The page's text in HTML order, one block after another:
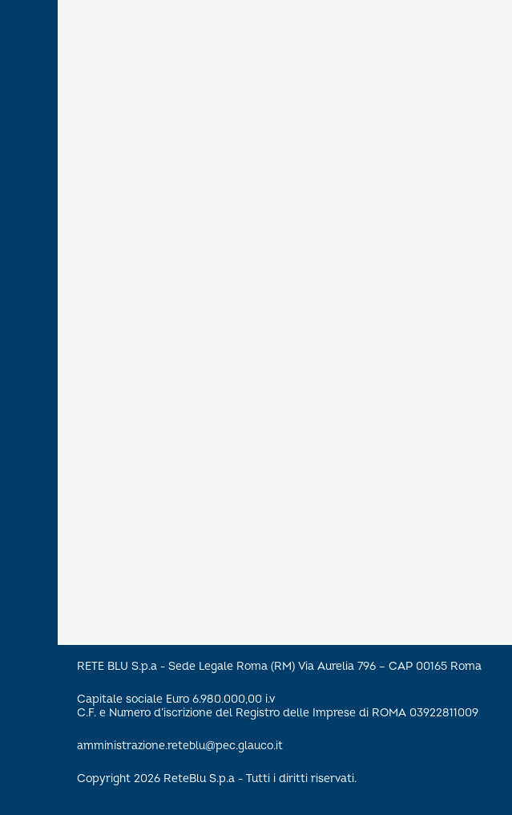
RETE BLU S.p.a - Sede Legale Roma (RM) Via Aurelia 796 – CAP 00165 Roma
Capitale sociale Euro 6.980.000,00 i.v
C.F. e Numero d’iscrizione del Registro delle Imprese di ROMA 03922811009
amministrazione.reteblu@pec.glauco.it
Copyright 2026 ReteBlu S.p.a - Tutti i diritti riservati.